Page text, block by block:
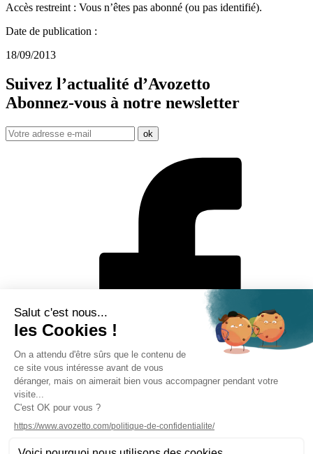
Accès restreint : Vous n’êtes pas abonné (ou pas identifié).
Date de publication :
18/09/2013
Suivez l’actualité d’Avozetto
Abonnez-vous à notre newsletter
Mentions légales